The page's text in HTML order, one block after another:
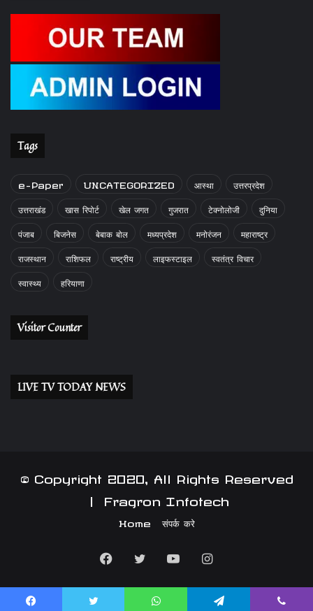
Tags
e-Paper UNCATEGORIZED आस्था उत्तरप्रदेश
उत्तराखंड खास रिपोर्ट खेल जगत गुजरात टेक्नोलोजी दुनिया
पंजाब बिजनेस बेबाक बोल मध्यप्रदेश मनोरंजन महाराष्ट्र
राजस्थान राशिफल राष्ट्रीय लाइफस्टाइल स्वतंत्र विचार
स्वास्थ्य हरियाणा
Visitor Counter
LIVE TV TODAY NEWS
© Copyright 2020, All Rights Reserved
| Fragron Infotech
Home संपर्क करे
Facebook
TwitterYouTube
Instagram